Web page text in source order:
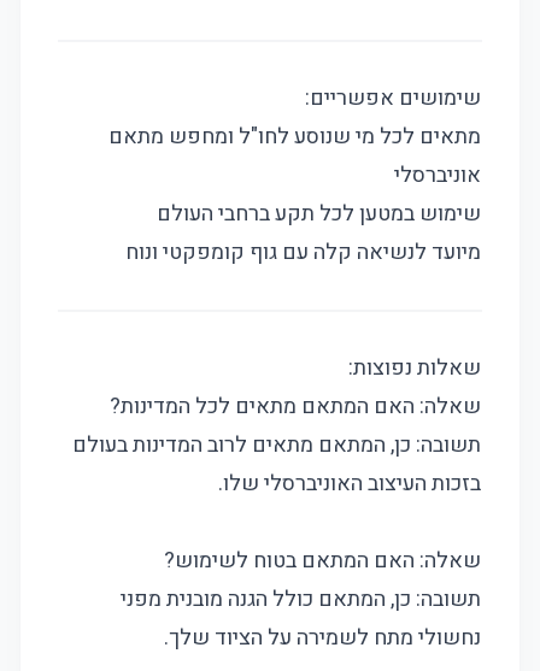
שימושים אפשריים:
מתאים לכל מי שנוסע לחו"ל ומחפש מתאם
אוניברסלי
שימוש במטען לכל תקע ברחבי העולם
מיועד לנשיאה קלה עם גוף קומפקטי ונוח
שאלות נפוצות:
שאלה: האם המתאם מתאים לכל המדינות?
תשובה: כן, המתאם מתאים לרוב המדינות בעולם
בזכות העיצוב האוניברסלי שלו.
שאלה: האם המתאם בטוח לשימוש?
תשובה: כן, המתאם כולל הגנה מובנית מפני
נחשולי מתח לשמירה על הציוד שלך.